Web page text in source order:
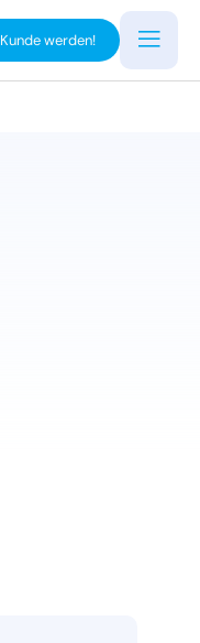
Kunde werden!